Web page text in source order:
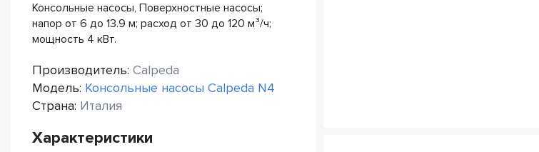
Консольные насосы, Поверхностные насосы;
напор от 6 до 13.9 м; расход от 30 до 120 м³/ч;
мощность 4 кВт.
Производитель: Calpeda
Модель: Консольные насосы Calpeda N4
Страна: Италия
Характеристики